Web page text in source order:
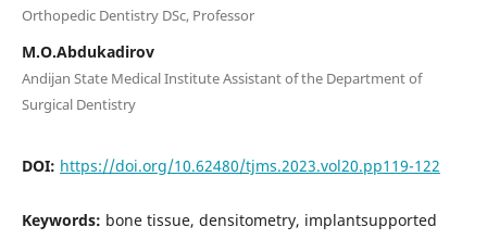
Orthopedic Dentistry DSc, Professor
M.O.Abdukadirov
Andijan State Medical Institute Assistant of the Department of
Surgical Dentistry
DOI: https://doi.org/10.62480/tjms.2023.vol20.pp119-122
Keywords: bone tissue, densitometry, implantsupported